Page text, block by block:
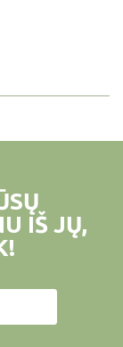
IŠ JŲ,